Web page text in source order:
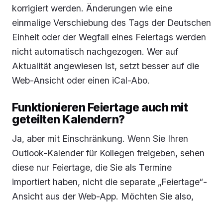
korrigiert werden. Änderungen wie eine
einmalige Verschiebung des Tags der Deutschen
Einheit oder der Wegfall eines Feiertags werden
nicht automatisch nachgezogen. Wer auf
Aktualität angewiesen ist, setzt besser auf die
Web-Ansicht oder einen iCal-Abo.
Funktionieren Feiertage auch mit
geteilten Kalendern?
Ja, aber mit Einschränkung. Wenn Sie Ihren
Outlook-Kalender für Kollegen freigeben, sehen
diese nur Feiertage, die Sie als Termine
importiert haben, nicht die separate „Feiertage“-
Ansicht aus der Web-App. Möchten Sie also,